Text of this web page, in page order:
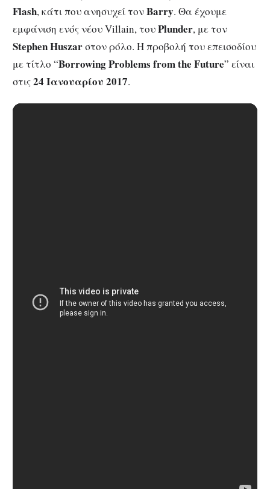
Flash, κάτι που ανησυχεί τονBarry. Θα έχουμε
εμφάνιση ενός νέου Villain, τουPlunder, με τον
Stephen Huszarστον ρόλο. Η προβολή του επεισοδίου
με τίτλο “Borrowing Problems from the Future” είναι
στις24 Ιανουαρίου 2017.